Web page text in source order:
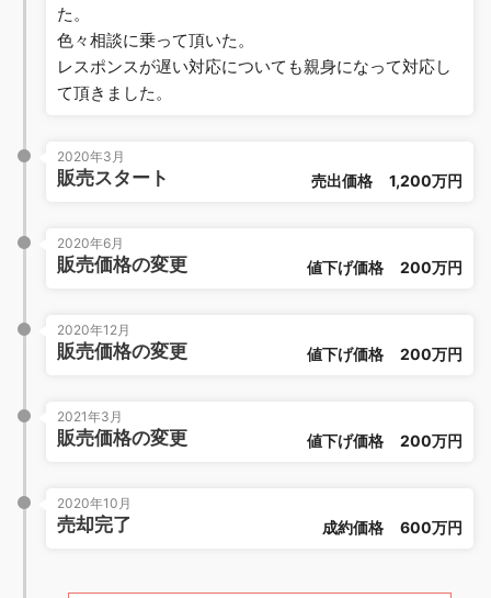
た。
色々相談に乗って頂いた。
レスポンスが遅い対応についても親身になって対応し
て頂きました。
2020年3月
販売スタート 売出価格 1,200万円
2020年6月
販売価格の変更 値下げ価格 200万円
2020年12月
販売価格の変更 値下げ価格 200万円
2021年3月
販売価格の変更 値下げ価格 200万円
2020年10月
売却完了 成約価格 600万円